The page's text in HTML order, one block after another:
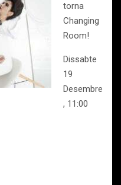
torna
Changing
Room!
Dissabte
19
Desembre
, 11:00